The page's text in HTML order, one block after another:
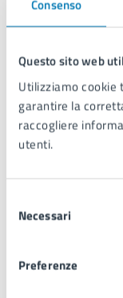
Consenso
Questo sito web
Utilizziamo cookie
garantire la
raccogliere
utenti.
delNecessari
Preferenze
Arena Flegrea
Thirty Seconds
Eduardo De
Natale Galletta -
Fabio Concato -
Afterhours - 23
A chi è